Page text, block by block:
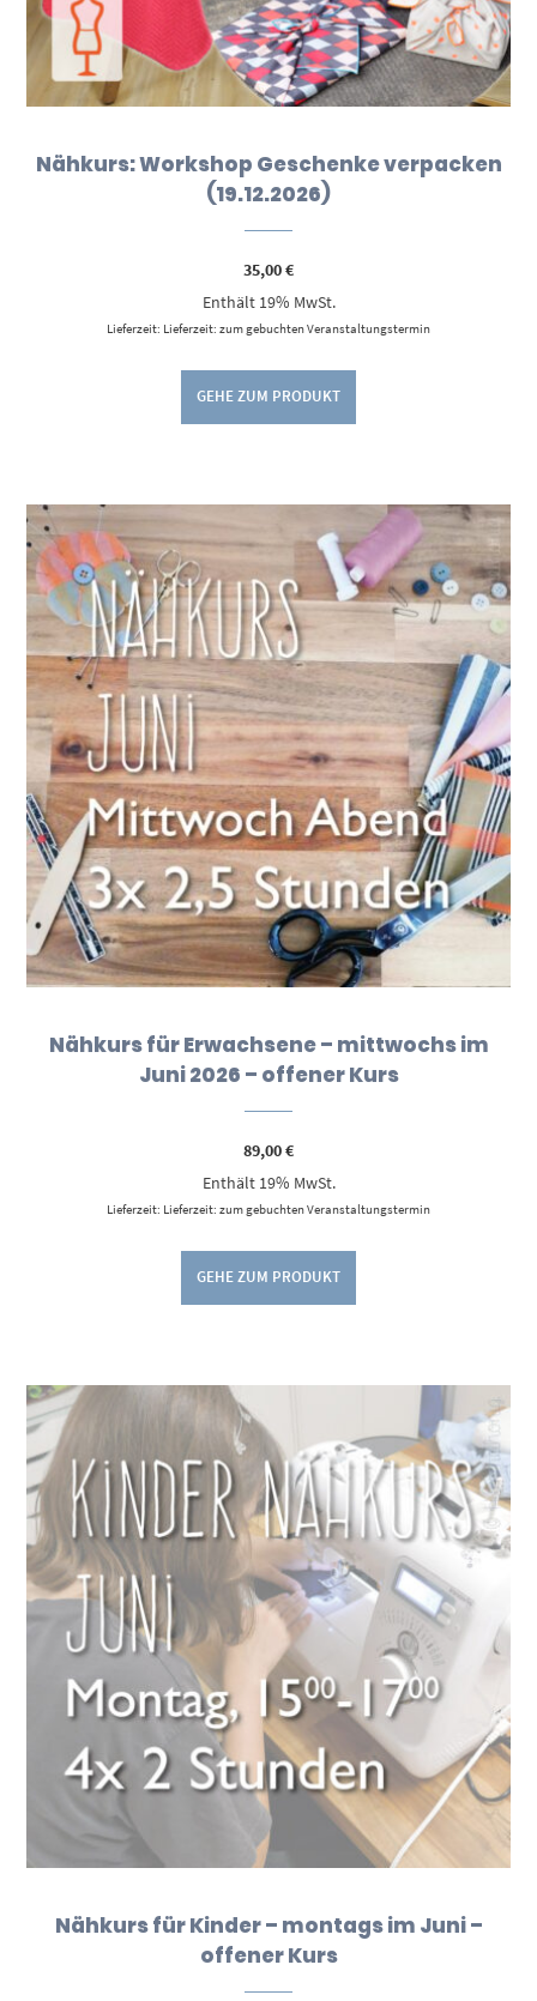
Nähkurs: Workshop Geschenke verpacken
(19.12.2026)
35,00€
Enthält 19% MwSt.
Lieferzeit: Lieferzeit: zum gebuchten Veranstaltungstermin
GEHE ZUM PRODUKT
Nähkurs für Erwachsene – mittwochs im
Juni 2026 – offener Kurs
89,00€
Enthält 19% MwSt.
Lieferzeit: Lieferzeit: zum gebuchten Veranstaltungstermin
GEHE ZUM PRODUKT
Nähkurs für Kinder – montags im Juni –
offener Kurs